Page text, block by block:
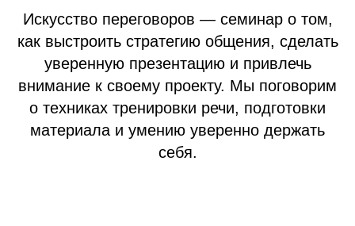
Искусство переговоров — семинар о том,
как выстроить стратегию общения, сделать
уверенную презентацию и привлечь
внимание к своему проекту. Мы поговорим
о техниках тренировки речи, подготовки
материала и умению уверенно держать
себя.